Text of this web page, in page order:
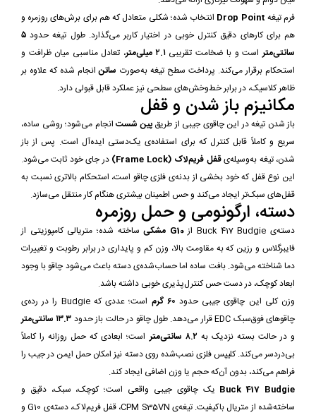
فرم تیغه Drop Point انتخاب شده؛ شکلی متعادل که هم برای برش‌های روزمره و
هم برای کارهای دقیق کنترل خوبی در اختیار کاربر می‌گذارد. طول تیغه حدود ۵
سانتی‌متراست و با ضخامت تقریبی۲.۱ میلی‌متر
، تعادل مناسبی میان ظرافت و
استحکام برقرار می‌کند. پرداخت سطح تیغه به‌صورت ساتنانجام شده که علاوه بر
ظاهر کلاسیک، در برابر خط‌وخش‌های سطحی نیز عملکرد قابل قبولی دارد.
مکانیزم باز شدن و قفل
باز شدن تیغه در این چاقوی جیبی از طریقپین شست انجام می‌شود؛ روشی ساده،
سریع و کاملاً قابل کنترل که برای استفاده‌ی یک‌دستی ایده‌آل است. پس از باز
شدن، تیغه به‌وسیله‌یقفل فریم‌لاک (Frame Lock)
در جای خود ثابت می‌شود.
این نوع قفل که خود بخشی از بدنه‌ی فلزی چاقو است، استحکام بالاتری نسبت به
قفل‌های سبک‌تر ایجاد می‌کند و حس اطمینان بیشتری هنگام کار منتقل می‌سازد.
دسته، ارگونومی و حمل روزمره
دسته‌ی Buck 417 Budgie از G10 مشکی
ساخته شده؛ متریالی کامپوزیتی از
فایبرگلاس و رزین که به مقاومت بالا، وزن کم و پایداری در برابر رطوبت و تغییرات
دما شناخته می‌شود. بافت ساده اما حساب‌شده‌ی دسته باعث می‌شود چاقو با وجود
ابعاد کوچک، در دست حس کنترل‌پذیری خوبی داشته باشد.
وزن کلی این چاقوی جیبی حدود ۶۰ گرم
است؛ عددی که Budgie را در رده‌ی
چاقوهای فوق‌سبک EDC قرار می‌دهد. طول چاقو در حالت باز حدود
۱۳.۳ سانتی‌متر
و در حالت بسته نزدیک به ۸.۲ سانتی‌متر
است؛ ابعادی که حمل روزانه را کاملاً
بی‌دردسر می‌کند. کلیپس فلزی نصب‌شده روی دسته نیز امکان حمل ایمن در جیب را
فراهم می‌کند، بدون آن‌که حجم یا وزن اضافی ایجاد کند.
Buck 417 Budgie یک چاقوی جیبی واقعی است؛ کوچک، سبک، دقیق و
ساخته‌شده از متریال باکیفیت. تیغه‌ی CPM S35VN، قفل فریم‌لاک، دسته‌ی G10 و